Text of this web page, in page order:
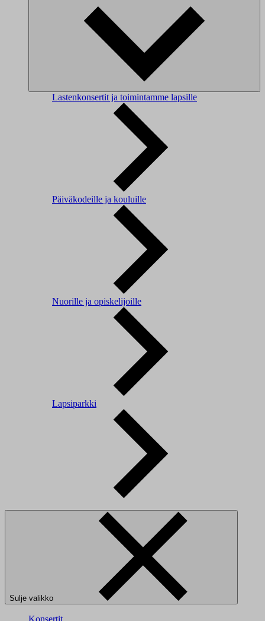
Lastenkonsertit ja toimintamme lapsille
Päiväkodeille ja kouluille
Nuorille ja opiskelijoille
Lapsiparkki
Sulje valikko
Konsertit